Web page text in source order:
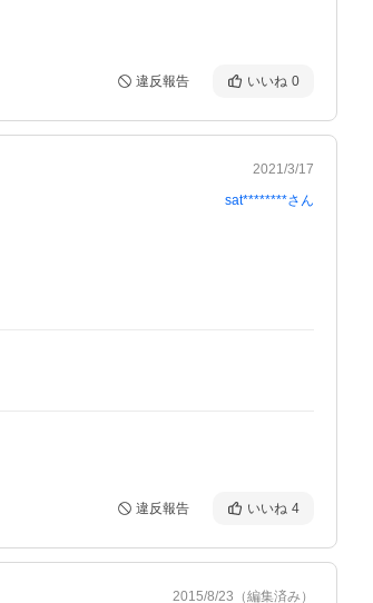
違反報告 いいね 0
2021/3/17
sat********さん
違反報告 いいね 4
2015/8/23 （編集済み）